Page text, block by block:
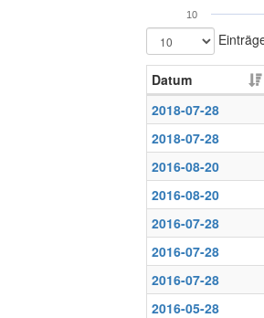
10
Datum
2018-07-28
2018-07-28
2016-08-20
2016-08-20
2016-07-28
2016-07-28
2016-07-28
2016-05-28